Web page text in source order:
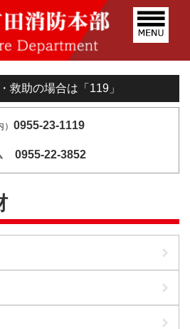
救助の場合は「119」
0955-23-1119
0955-22-3852